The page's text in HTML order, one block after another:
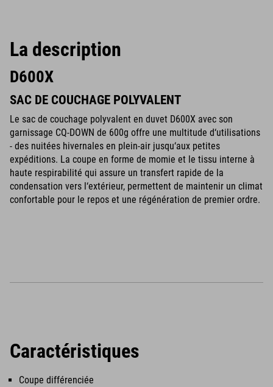
La description
D600X
SAC DE COUCHAGE POLYVALENT
Le sac de couchage polyvalent en duvet D600X avec son
garnissage CQ-DOWN de 600g offre une multitude d‘utilisations
- des nuitées hivernales en plein-air jusqu‘aux petites
expéditions. La coupe en forme de momie et le tissu interne à
haute respirabilité qui assure un transfert rapide de la
condensation vers l‘extérieur, permettent de maintenir un climat
confortable pour le repos et une régénération de premier ordre.
Caractéristiques
Coupe différenciée